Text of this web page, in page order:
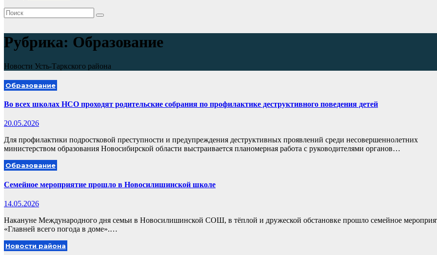
Рубрика: Образование
Новости Усть-Таркского района
Образование
Во всех школах НСО проходят родительские собрания по профилактике деструктивного поведения детей
20.05.2026
Для профилактики подростковой преступности и предупреждения деструктивных проявлений среди несовершеннолетних
министерством образования Новосибирской области выстраивается планомерная работа с руководителями органов…
Образование
Семейное мероприятие прошло в Новосилишинской школе
14.05.2026
Накануне Международного дня семьи в Новосилишинской СОШ, в тёплой и дружеской обстановке прошло семейное
«Главней всего погода в доме».…
Новости района